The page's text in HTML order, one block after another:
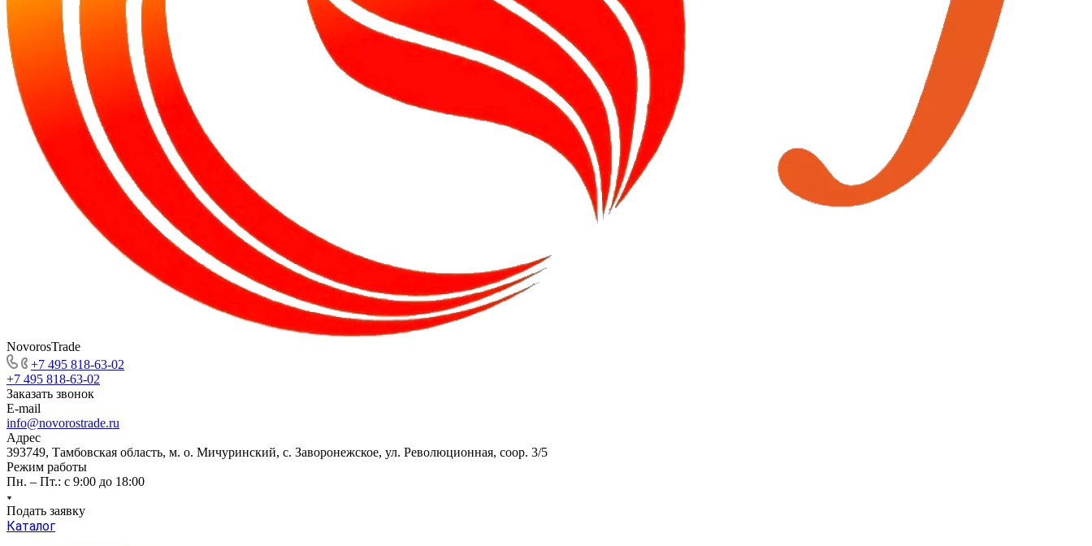
NovorosTrade
+7 495 818-63-02
+7 495 818-63-02
Заказать звонок
E-mail
info@novorostrade.ru
Адрес
393749, Тамбовская область, м. о. Мичуринский, с. Заворонежское, ул. Революционная, соор. 3/5
Режим работы
Пн. – Пт.: с 9:00 до 18:00
Подать заявку
Каталог